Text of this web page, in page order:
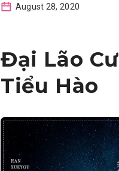
August 28, 2020
Đại Lão
Tiểu Hào